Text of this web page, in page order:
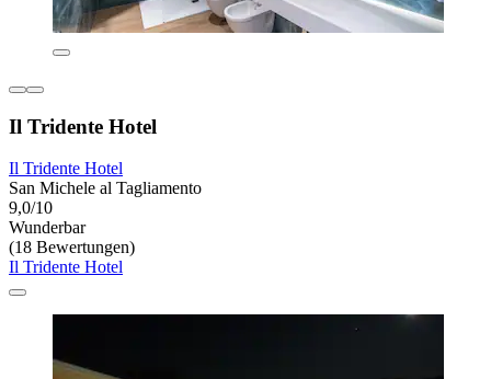
Il Tridente Hotel
Il Tridente Hotel
San Michele al Tagliamento
9,0/10
Wunderbar
(18 Bewertungen)
Il Tridente Hotel